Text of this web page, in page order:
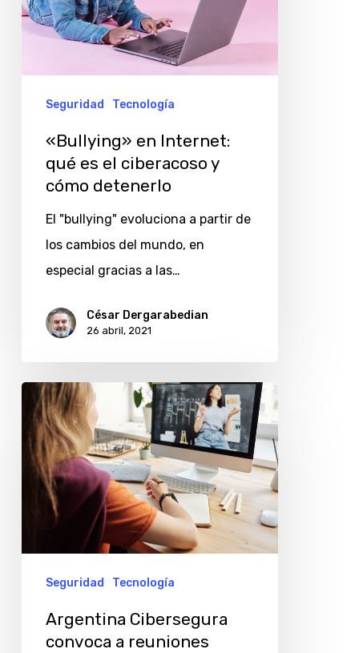
es
detenerlo
Seguridad Tecnología
«Bullying» en Internet:
qué es el ciberacoso y
cómo detenerlo
El "bullying" evoluciona a partir de
los cambios del mundo, en
especial gracias a las…
César Dergarabedian
26 abril, 2021
Argentina
Cibersegura
convoca
reuniones
Seguridad Tecnología
Argentina Cibersegura
convoca a reuniones